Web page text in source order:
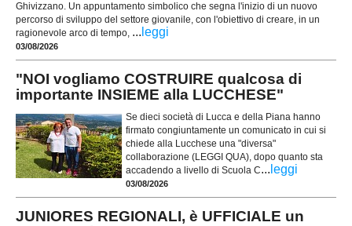
Ghivizzano. Un appuntamento simbolico che segna l'inizio di un nuovo
percorso di sviluppo del settore giovanile, con l'obiettivo di creare, in un
ragionevole arco di tempo, ... leggi
03/08/2026
"NOI vogliamo COSTRUIRE qualcosa di
importante INSIEME alla LUCCHESE"
Se dieci società di Lucca e della Piana hanno
firmato congiuntamente un comunicato in cui si
chiede alla Lucchese una "diversa"
collaborazione (LEGGI QUA), dopo quanto sta
accadendo a livello di Scuola C... leggi
03/08/2026
JUNIORES REGIONALI, è UFFICIALE un